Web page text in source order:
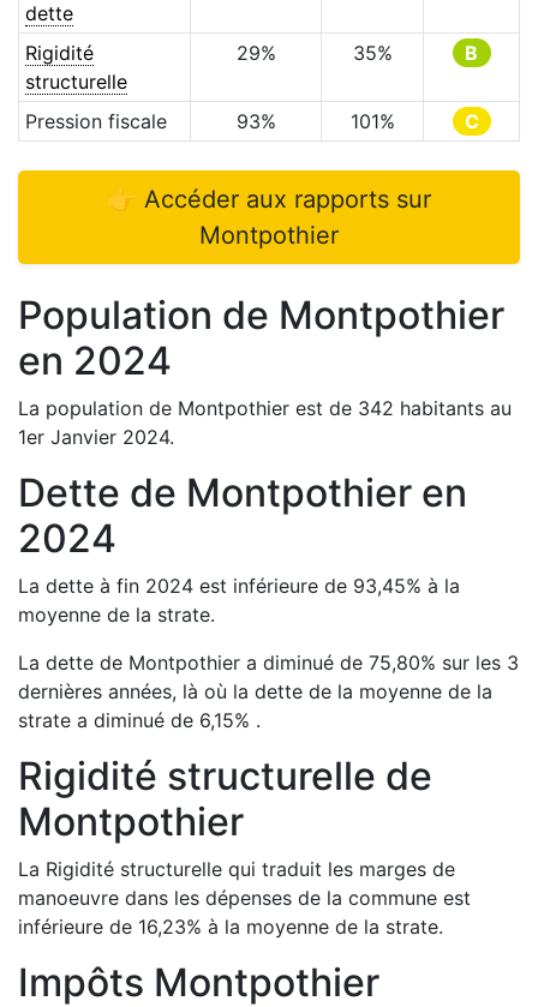
dette
Rigidité
structurelle
29% 35% B
Pression fiscale 93% 101% C
👉 Accéder aux rapports sur
Montpothier
Population de Montpothier
en 2024
La population de Montpothier est de 342 habitants au
1er Janvier 2024.
Dette de Montpothier en
2024
La dette à fin 2024 est inférieure de 93,45% à la
moyenne de la strate.
La dette de Montpothier a diminué de 75,80% sur les 3
dernières années, là où la dette de la moyenne de la
strate a diminué de 6,15% .
Rigidité structurelle de
Montpothier
La Rigidité structurelle qui traduit les marges de
manoeuvre dans les dépenses de la commune est
inférieure de 16,23% à la moyenne de la strate.
Impôts Montpothier